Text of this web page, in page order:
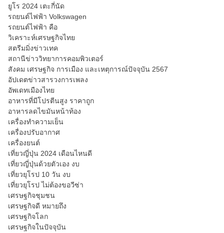
ยูโร 2024 เตะกี่นัด
รถยนต์ไฟฟ้า Volkswagen
รถยนต์ไฟฟ้า คือ
วิเคราะห์เศรษฐกิจไทย
สตรีมมิ่งข่าวเทค
สถานีข่าววิทยาการคอมพิวเตอร์
สังคม เศรษฐกิจ การเมือง และเหตุการณ์ปัจจุบัน 2567
อัปเดตข่าวสารวงการเพลง
อัพเดทเมืองไทย
อาหารที่มีโปรตีนสูง ราคาถูก
อาหารลดไขมันหน้าท้อง
เครื่องทำความเย็น
เครื่องปรับอากาศ
เครื่องยนต์
เที่ยวญี่ปุ่น 2024 เดือนไหนดี
เที่ยวญี่ปุ่นด้วยตัวเอง งบ
เที่ยวยุโรป 10 วัน งบ
เที่ยวยุโรป ไม่ต้องขอวีซ่า
เศรษฐกิจชุมชน
เศรษฐกิจดี หมายถึง
เศรษฐกิจโลก
เศรษฐกิจในปัจจุบัน